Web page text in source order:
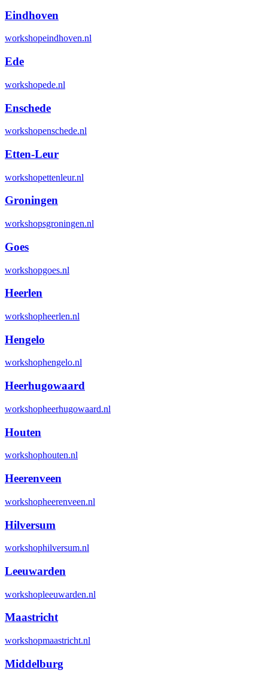
Eindhoven
workshopeindhoven.nl
Ede
workshopede.nl
Enschede
workshopenschede.nl
Etten-Leur
workshopettenleur.nl
Groningen
workshopsgroningen.nl
Goes
workshopgoes.nl
Heerlen
workshopheerlen.nl
Hengelo
workshophengelo.nl
Heerhugowaard
workshopheerhugowaard.nl
Houten
workshophouten.nl
Heerenveen
workshopheerenveen.nl
Hilversum
workshophilversum.nl
Leeuwarden
workshopleeuwarden.nl
Maastricht
workshopmaastricht.nl
Middelburg